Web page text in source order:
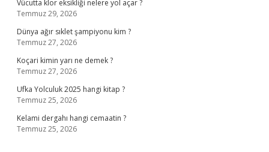
Vücutta klor eksikliği nelere yol açar ?
Temmuz 29, 2026
Dünya ağır sıklet şampiyonu kim ?
Temmuz 27, 2026
Koçari kimin yarı ne demek ?
Temmuz 27, 2026
Ufka Yolculuk 2025 hangi kitap ?
Temmuz 25, 2026
Kelami dergahı hangi cemaatin ?
Temmuz 25, 2026